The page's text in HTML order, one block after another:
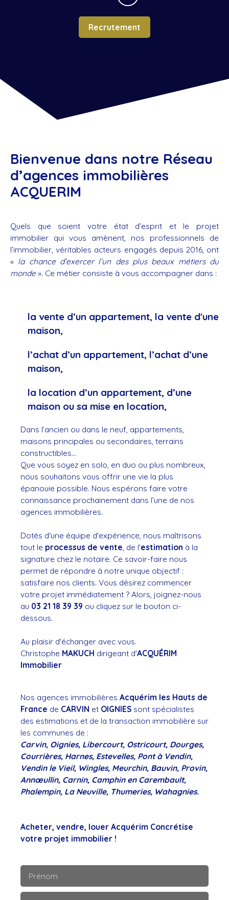
Recrutement
Bienvenue dans notre Réseau
d’agences immobilières
ACQUERIM
Quels que soient votre état d’esprit et le projet
immobilier qui vous amènent, nos professionnels de
l’immobilier, véritables acteurs engagés depuis 2016, ont
« la chance d’exercer l’un des plus beaux métiersdu
monde». Ce métier consiste à vous accompagner dans :
la vente d’un appartement, la vente d'une
maison,
l’achat d’un appartement, l’achat d’une
maison,
la location d’un appartement, d’une
maison ou sa mise en location,
Dans l’ancien ou dans le neuf, appartements,
maisons principales ou secondaires, terrains
constructibles...
Que vous soyez en solo, en duo ou plus nombreux,
nous souhaitons vous offrir une vie la plus
épanouie possible. Nous espérons faire votre
connaissance prochainement dans l’une de nos
agences immobilières.
Dotés d'une équipe d'expérience, nous maîtrisons
tout le processus de vente, de l'estimation à la
signature chez le notaire. Ce savoir-faire nous
permet de répondre à notre unique objectif :
satisfaire nos clients. Vous désirez commencer
votre projet immédiatement ? Alors, joignez-nous
au 03 21 18 39 39 ou cliquez sur le bouton ci-
dessous.
Au plaisir d'échanger avec vous.
Christophe MAKUCH dirigeant d'ACQUÉRIM
Immobilier
Nos agences immobilières Acquérim les Hauts de
France de CARVIN et OIGNIES sont spécialistes
des estimations et de la transaction immobilière sur
les communes de :
Carvin, Oignies, Libercourt, Ostricourt, Dourges,
Courrières, Harnes, Estevelles, Pont à Vendin,
Vendin le Vieil, Wingles, Meurchin, Bauvin, Provin,
Annœullin, Carnin, Camphin en Carembault,
Phalempin, La Neuville, Thumeries, Wahagnies.
Acheter, vendre, louer Acquérim Concrétise
votre projet immobilier !
Prénom